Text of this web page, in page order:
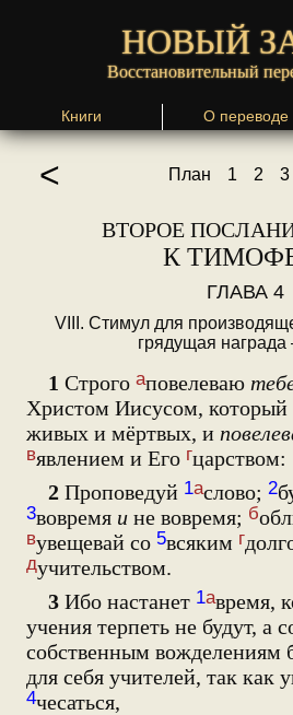
НОВЫЙ
Восстановительный
Книги О переводе
< План 1 2 3
ВТОРОЕ
К
ГЛАВА 4
VIII. Стимул для
грядущая
1 Строго аповелеваю
Христом Иисусом, который
живых и мёртвых, и
вявлением и Его гцарством:
2 Проповедуй 1аслово; 2
3вовремя и не вовремя; б
вувещевай со 5всяким г
дучительством.
3 Ибо настанет 1авремя,
учения терпеть не будут, а
собственным вожделениям
для себя учителей, так как
4чесаться,